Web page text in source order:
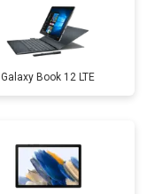
Galaxy Book 12 LTE